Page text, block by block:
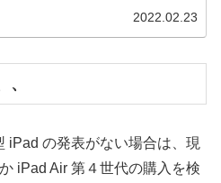
2022.02.23
iPad の発表がない場合は、現
iPad Air 第４世代の購入を検